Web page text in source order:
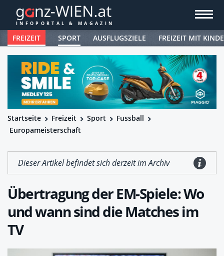
FREIZEIT SPORT AUSFLUGSZIELE FREIZEIT MIT
Startseite Freizeit Sport
Fussball
Europameisterschaft
Dieser Artikel befindet sich derzeit im Archiv
Übertragung der EM-Spiele: Wo
und wann sind die Matches im
TV